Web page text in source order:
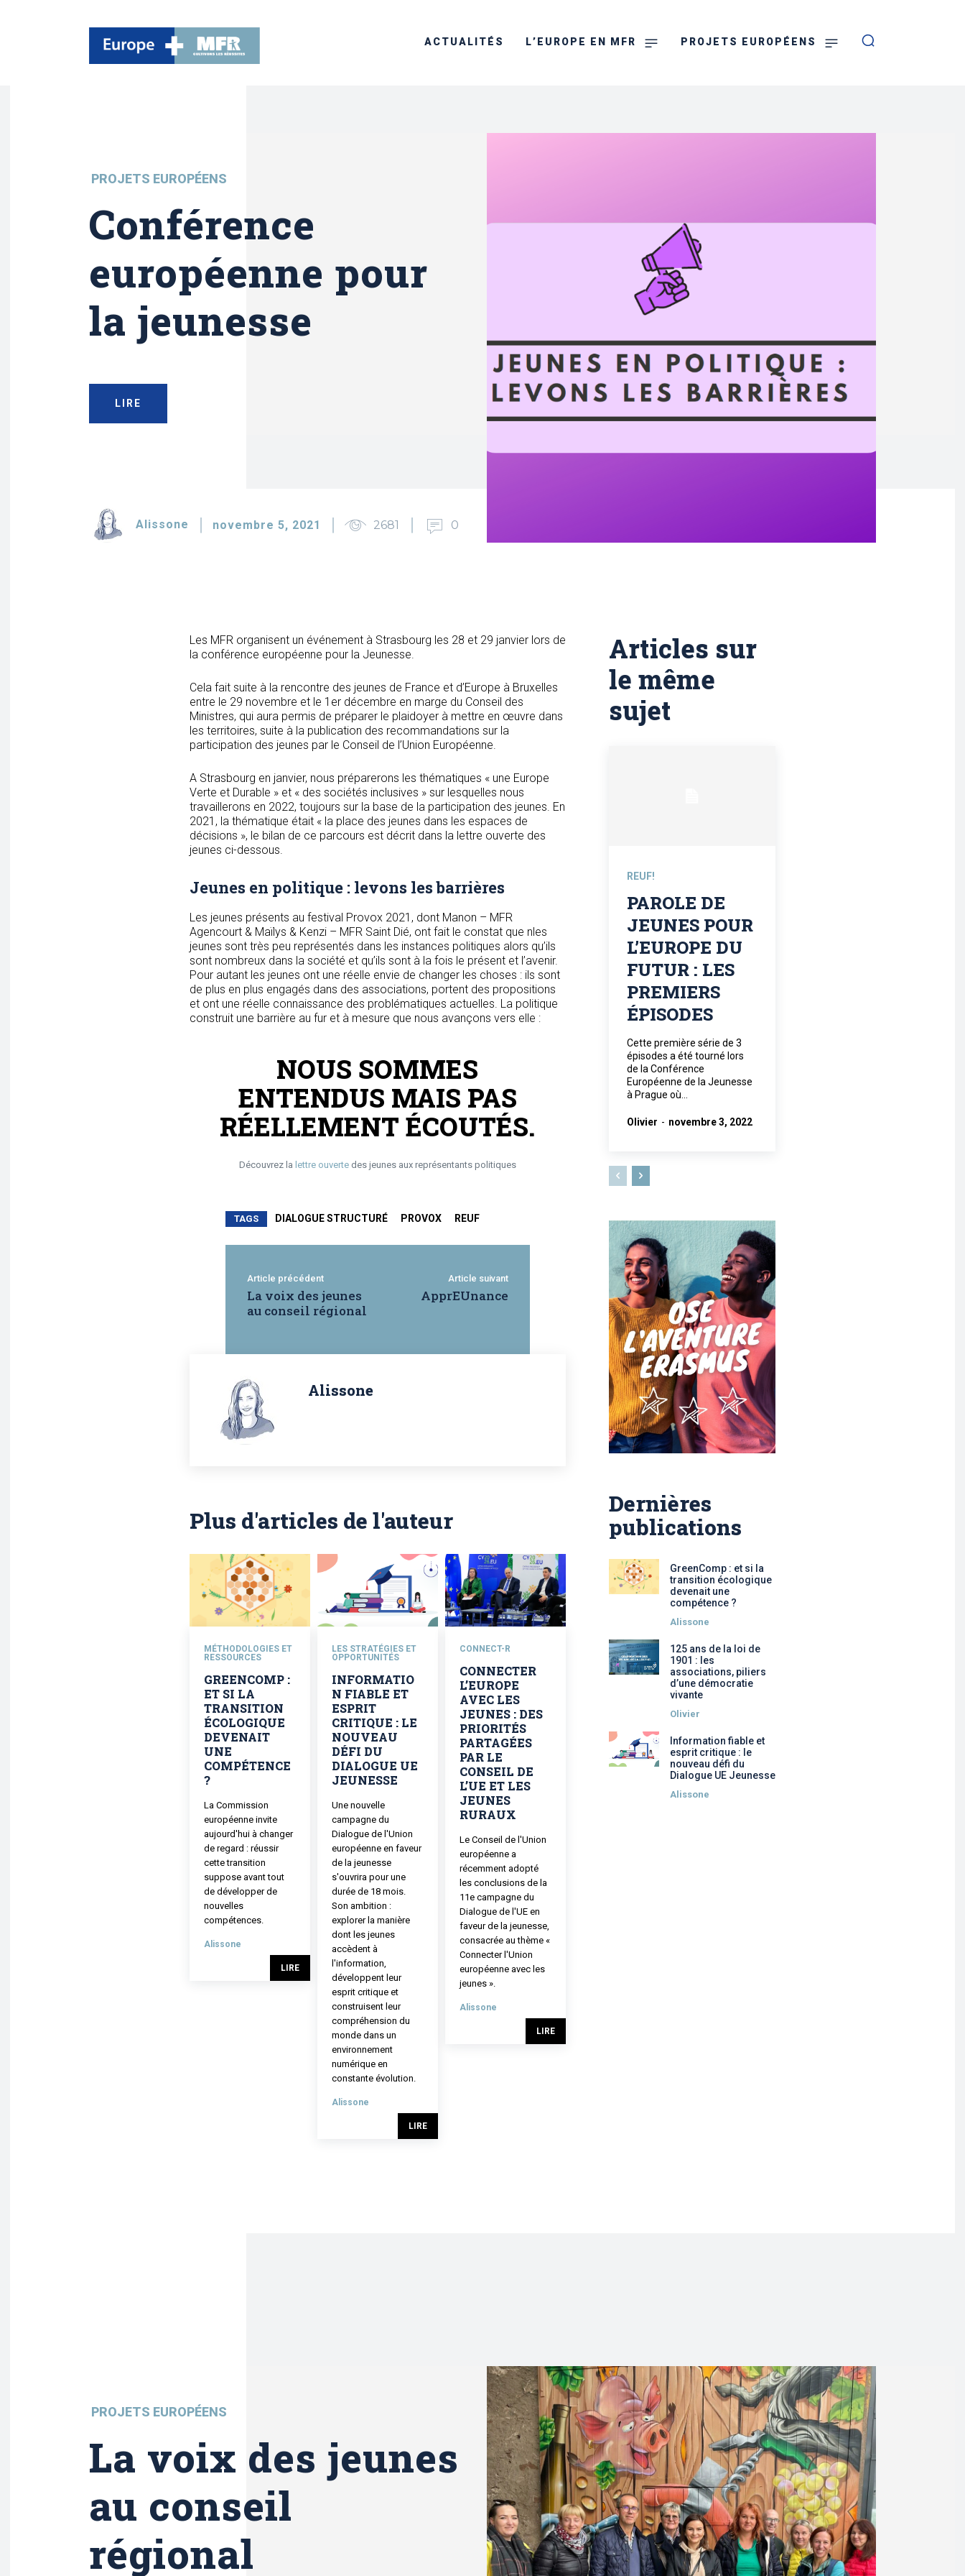
ACTUALITÉS L’EUROPE EN MFR PROJETS EUROPÉENS
PROJETS EUROPÉENS
Conférence
européenne pour
la jeunesse
LIRE
Alissone novembre 5, 2021 2681 0
Les MFR organisent un événement à Strasbourg les 28 et 29 janvier lors de
la conférence européenne pour la Jeunesse.
Cela fait suite à la rencontre des jeunes de France et d’Europe à Bruxelles
entre le 29 novembre et le 1er décembre en marge du Conseil des
Ministres, qui aura permis de préparer le plaidoyer à mettre en œuvre dans
les territoires, suite à la publication des recommandations sur la
participation des jeunes par le Conseil de l’Union Européenne.
A Strasbourg en janvier, nous préparerons les thématiques « une Europe
Verte et Durable » et « des sociétés inclusives » sur lesquelles nous
travaillerons en 2022, toujours sur la base de la participation des jeunes. En
2021, la thématique était « la place des jeunes dans les espaces de
décisions », le bilan de ce parcours est décrit dans la lettre ouverte des
jeunes ci-dessous.
Jeunes en politique : levons les barrières
Les jeunes présents au festival Provox 2021, dont Manon – MFR
Agencourt & Maïlys & Kenzi – MFR Saint Dié, ont fait le constat que nles
jeunes sont très peu représentés dans les instances politiques alors qu’ils
sont nombreux dans la société et qu’ils sont à la fois le présent et l’avenir.
Pour autant les jeunes ont une réelle envie de changer les choses : ils sont
de plus en plus engagés dans des associations, portent des propositions
et ont une réelle connaissance des problématiques actuelles. La politique
construit une barrière au fur et à mesure que nous avançons vers elle :
NOUS SOMMES
ENTENDUS MAIS PAS
RÉELLEMENT ÉCOUTÉS.
Découvrez la lettre ouvertedes jeunes aux représentants politiques
TAGS DIALOGUE STRUCTURÉ PROVOX REUF
Article précédent
La voix des jeunes
au conseil régional
Article suivant
ApprEUnance
Alissone
Plus d'articles de l'auteur
MÉTHODOLOGIES ET
RESSOURCES
GREENCOMP :
ET SI LA
TRANSITION
ÉCOLOGIQUE
DEVENAIT
UNE
COMPÉTENCE
?
La Commission
européenne invite
aujourd'hui à changer
de regard : réussir
cette transition
suppose avant tout
de développer de
nouvelles
compétences.
Alissone
LIRE
LES STRATÉGIES ET
OPPORTUNITÉS
INFORMATIO
N FIABLE ET
ESPRIT
CRITIQUE : LE
NOUVEAU
DÉFI DU
DIALOGUE UE
JEUNESSE
Une nouvelle
campagne du
Dialogue de l'Union
européenne en faveur
de la jeunesse
s'ouvrira pour une
durée de 18 mois.
Son ambition :
explorer la manière
dont les jeunes
accèdent à
l'information,
développent leur
esprit critique et
construisent leur
compréhension du
monde dans un
environnement
numérique en
constante évolution.
Alissone
LIRE
CONNECT-R
CONNECTER
L’EUROPE
AVEC LES
JEUNES : DES
PRIORITÉS
PARTAGÉES
PAR LE
CONSEIL DE
L’UE ET LES
JEUNES
RURAUX
Le Conseil de l'Union
européenne a
récemment adopté
les conclusions de la
11e campagne du
Dialogue de l'UE en
faveur de la jeunesse,
consacrée au thème «
Connecter l'Union
européenne avec les
jeunes ».
Alissone
LIRE
Articles sur
le même
sujet
REUF!
PAROLE DE
JEUNES POUR
L’EUROPE DU
FUTUR : LES
PREMIERS
ÉPISODES
Cette première série de 3
épisodes a été tourné lors
de la Conférence
Européenne de la Jeunesse
à Prague où...
Olivier - novembre 3, 2022
Dernières
publications
GreenComp : et si la
transition écologique
devenait une
compétence ?
Alissone
125 ans de la loi de
1901 : les
associations, piliers
d’une démocratie
vivante
Olivier
Information fiable et
esprit critique : le
nouveau défi du
Dialogue UE Jeunesse
Alissone